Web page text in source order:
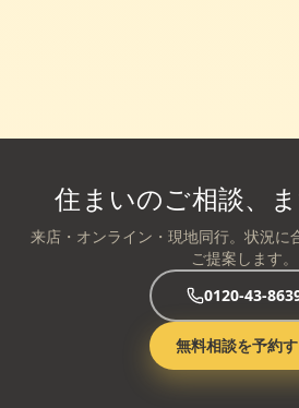
住まいのご相談、
来店・オンライン・現地同行。状況に
ご提案します。
0120-43-
無料相談を予約